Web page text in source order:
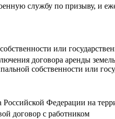
службу по призыву, и
или
договора аренды
собственности или
Федерации на
договор с работником